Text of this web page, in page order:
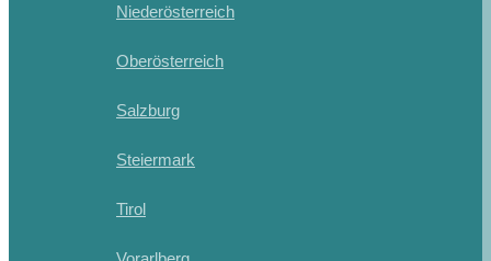
Niederösterreich
Oberösterreich
Salzburg
Steiermark
Tirol